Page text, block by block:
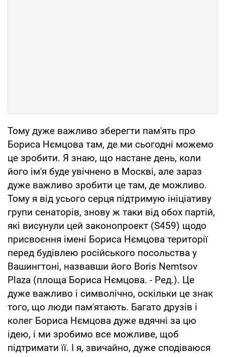
Тому дуже важливо зберегти пам'ять про
Бориса Нємцова там, де ми сьогодні можемо
це зробити. Я знаю, що настане день, коли
його ім'я буде увічнено в Москві, але зараз
дуже важливо зробити це там, де можливо.
Тому я від усього серця підтримую ініціативу
групи сенаторів, знову ж таки від обох партій,
які висунули цей законопроект (S459) щодо
присвоєння імені Бориса Нємцова території
перед будівлею російського посольства у
Вашингтоні, назвавши його Boris Nemtsov
Plaza (площа Бориса Нємцова. - Ред.). Це
дуже важливо і символічно, оскільки це знак
того, що люди пам'ятають. Багато друзів і
колег Бориса Нємцова дуже вдячні за цю
ідею, і ми зробимо все можливе, щоб
підтримати її. І я, звичайно, дуже сподіваюся